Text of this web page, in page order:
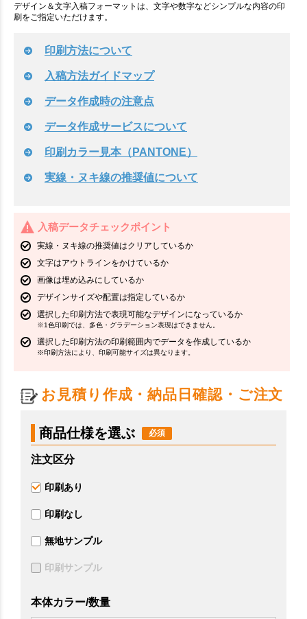
デザイン＆文字入稿フォーマットは、文字や数字などシンプルな内容の印
刷をご指定いただけます。
印刷方法について
入稿方法ガイドマップ
データ作成時の注意点
データ作成サービスについて
印刷カラー見本（PANTONE）
実線・ヌキ線の推奨値について
入稿データチェックポイント
実線・ヌキ線の推奨値はクリアしているか
文字はアウトラインをかけているか
画像は埋め込みにしているか
デザインサイズや配置は指定しているか
選択した印刷方法で表現可能なデザインになっているか
※1色印刷では、多色・グラデーション表現はできません。
選択した印刷方法の印刷範囲内でデータを作成しているか
※印刷方法により、印刷可能サイズは異なります。
お見積り作成・納品日確認・ご注文
商品仕様を選ぶ
注文区分
印刷あり
印刷なし
無地サンプル
印刷サンプル
本体カラー/数量